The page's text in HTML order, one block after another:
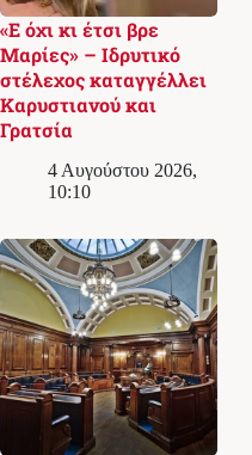
«Ε όχι κι έτσι βρε
Μαρίες» – Ιδρυτικό
στέλεχος καταγγέλλει
Καρυστιανού και
Γρατσία
4 Αυγούστου 2026,
10:10